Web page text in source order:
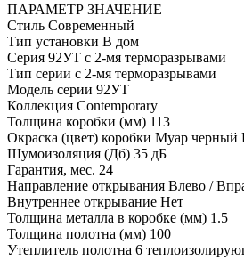
ПАРАМЕТР ЗНАЧЕНИЕ
Стиль Современный
Тип установки В дом
Серия 92УТ с 2-мя терморазрывами
Тип серии с 2-мя терморазрывами
Модель серии 92УТ
Коллекция Contemporary
Толщина коробки (мм) 113
Окраска (цвет) коробки Муар черный
Шумоизоляция (Дб) 35 дБ
Гарантия, мес. 24
Направление открывания Влево /
Внутреннее открывание Нет
Толщина металла в коробке (мм) 1.5
Толщина полотна (мм) 100
Утеплитель полотна 6